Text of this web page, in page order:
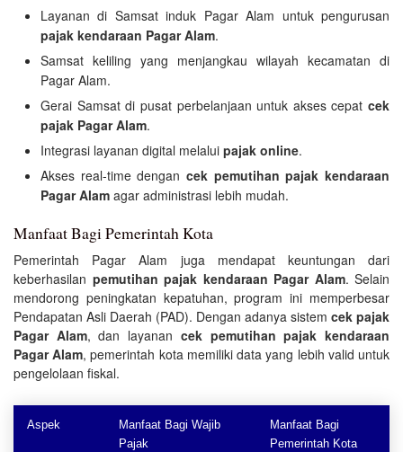
Layanan di Samsat induk Pagar Alam untuk pengurusan
pajak kendaraan Pagar Alam.
Samsat keliling yang menjangkau wilayah kecamatan di
Pagar Alam.
Gerai Samsat di pusat perbelanjaan untuk akses cepat cek
pajak Pagar Alam.
Integrasi layanan digital melalui pajak online.
Akses real-time dengan cek pemutihan pajak kendaraan
Pagar Alam agar administrasi lebih mudah.
Manfaat Bagi Pemerintah Kota
Pemerintah Pagar Alam juga mendapat keuntungan dari
keberhasilan pemutihan pajak kendaraan Pagar Alam. Selain
mendorong peningkatan kepatuhan, program ini memperbesar
Pendapatan Asli Daerah (PAD). Dengan adanya sistem cek pajak
Pagar Alam, dan layanan cek pemutihan pajak kendaraan
Pagar Alam, pemerintah kota memiliki data yang lebih valid untuk
pengelolaan fiskal.
Aspek
Manfaat Bagi Wajib
Pajak
Manfaat Bagi
Pemerintah Kota